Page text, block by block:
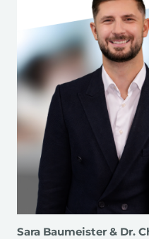
Sara Baumeister & Dr.